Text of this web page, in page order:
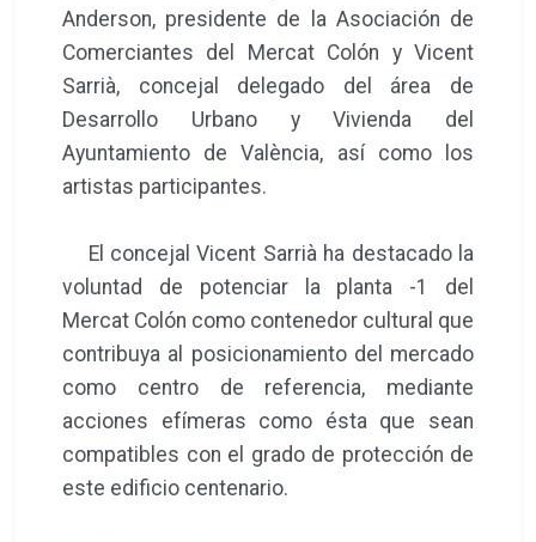
Anderson, presidente de la Asociación de
Comerciantes del Mercat Colón y Vicent
Sarrià, concejal delegado del área de
Desarrollo Urbano y Vivienda del
Ayuntamiento de València, así como los
artistas participantes.
El concejal Vicent Sarrià ha destacado la
voluntad de potenciar la planta -1 del
Mercat Colón como contenedor cultural que
contribuya al posicionamiento del mercado
como centro de referencia, mediante
acciones efímeras como ésta que sean
compatibles con el grado de protección de
este edificio centenario.